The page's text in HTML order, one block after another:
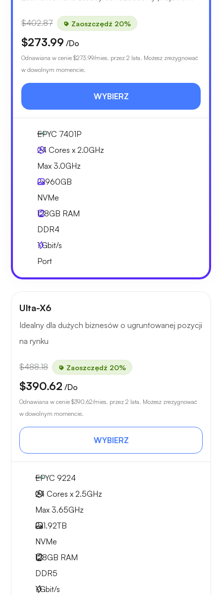
$402.87 Zaoszczędź 20%
$273.99 /Do
Odnawiana w cenie $273.99/mies. przez 2 lata. Możesz zrezygnować
w dowolnym momencie.
WYBIERZ
EPYC 7401P
24 Cores x 2.0GHz
Max 3.0GHz
2x960GB
NVMe
128GB RAM
DDR4
1Gbit/s
Port
Ulta-X6
Idealny dla dużych biznesów o ugruntowanej pozycji
na rynku
$488.18 Zaoszczędź 20%
$390.62 /Do
Odnawiana w cenie $390.62/mies. przez 2 lata. Możesz zrezygnować
w dowolnym momencie.
WYBIERZ
EPYC 9224
24 Cores x 2.5GHz
Max 3.65GHz
2x1.92TB
NVMe
128GB RAM
DDR5
1Gbit/s